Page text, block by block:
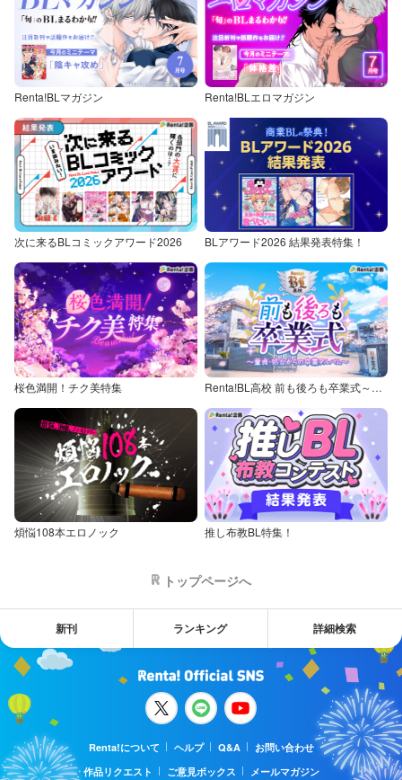
Renta!BLマガジン Renta!BLエロマガジン
次に来るBLコミックアワード2026 BLアワード2026 結果発表特集！
桜色満開！チク美特集 Renta!BL高校 前も後ろも卒業式～童貞・処女からの卒業アルバム～
煩悩108本エロノック 推し布教BL特集！
トップページへ
新刊 ランキング 詳細検索
Renta!について ヘルプ Q&A
お問い合わせ
作品リクエスト
ご意見ボックス メールマガジン